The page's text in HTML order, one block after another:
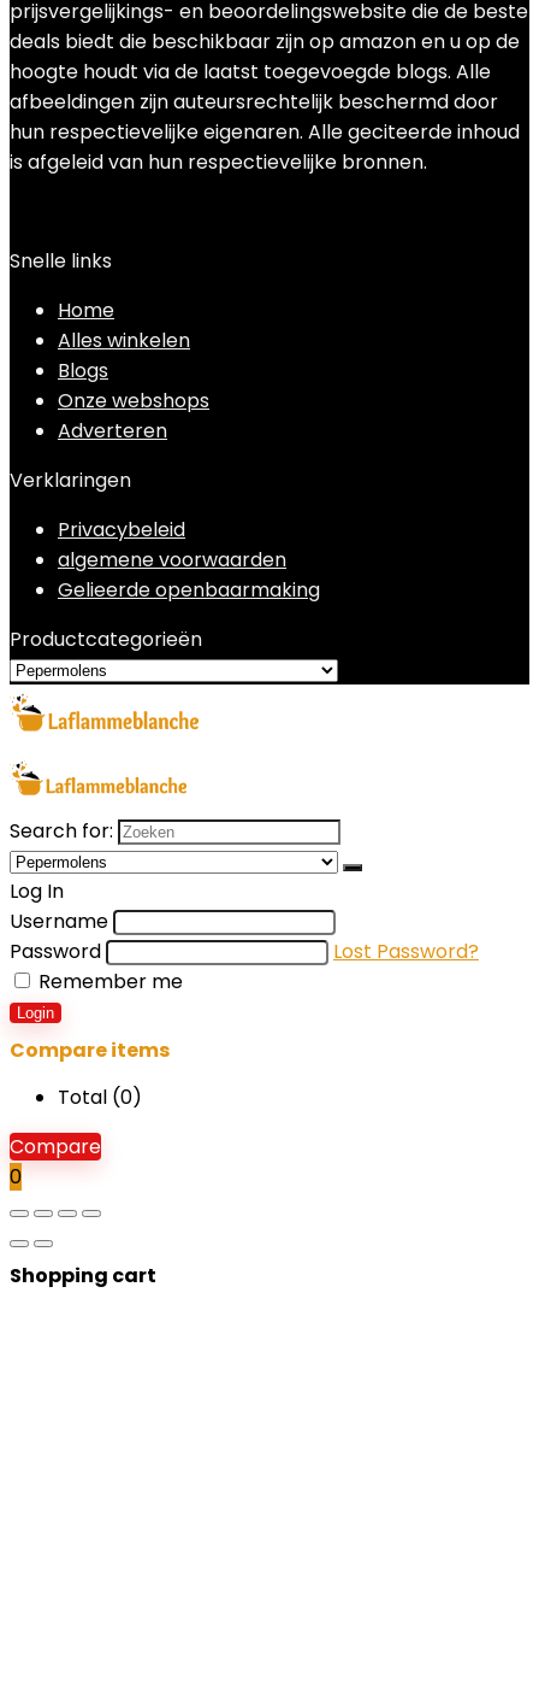
prijsvergelijkings- en beoordelingswebsite die de beste
deals biedt die beschikbaar zijn op amazon en u op de
hoogte houdt via de laatst toegevoegde blogs. Alle
afbeeldingen zijn auteursrechtelijk beschermd door
hun respectievelijke eigenaren. Alle geciteerde inhoud
is afgeleid van hun respectievelijke bronnen.
Snelle links
Home
Alles winkelen
Blogs
Onze webshops
Adverteren
Verklaringen
Privacybeleid
algemene voorwaarden
Gelieerde openbaarmaking
Productcategorieën
Search for:
Log In
Username
Password
Lost Password?
Remember me
Login
Compare items
Total (0)
Compare
0
Shopping cart